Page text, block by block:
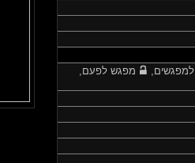
מפגש לפעם,